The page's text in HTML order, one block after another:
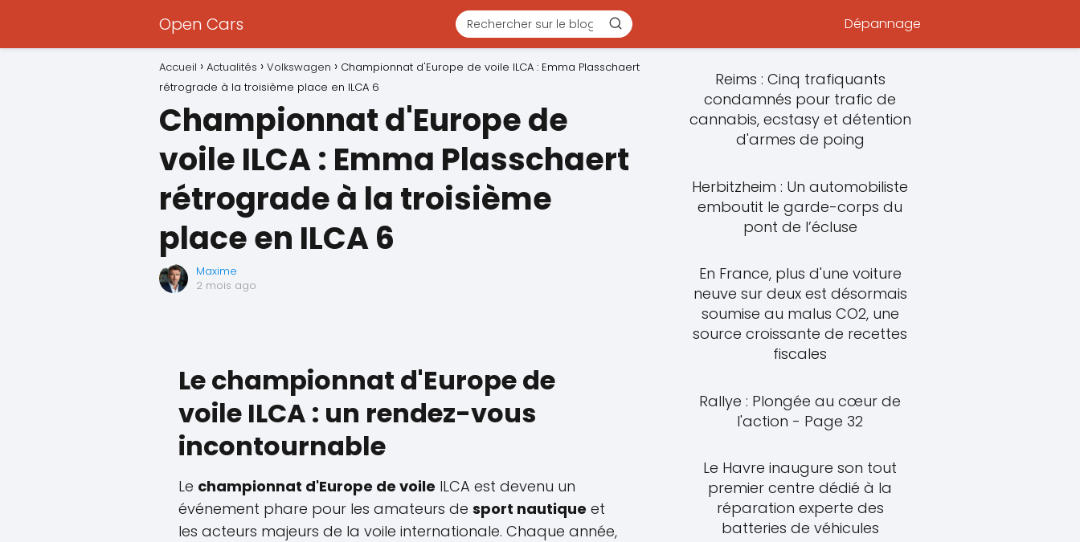
Open Cars Dépannage
Accueil Actualités Volkswagen
Championnat d'Europe de voile ILCA : Emma Plasschaert
rétrograde à la troisième place en ILCA 6
Championnat d'Europe de
voile ILCA : Emma Plasschaert
rétrograde à la troisième
place en ILCA 6
Maxime
2 mois ago
Le championnat d'Europe de
voile ILCA : un rendez-vous
incontournable
Le championnat d'Europe de voile ILCA est devenu un
événement phare pour les amateurs de sport nautique et
les acteurs majeurs de la voile internationale. Chaque année,
Reims : Cinq trafiquants
condamnés pour trafic de
cannabis, ecstasy et détention
d'armes de poing
Herbitzheim : Un automobiliste
emboutit le garde-corps du
pont de l’écluse
En France, plus d'une voiture
neuve sur deux est désormais
soumise au malus CO2, une
source croissante de recettes
fiscales
Rallye : Plongée au cœur de
l'action - Page 32
Le Havre inaugure son tout
premier centre dédié à la
réparation experte des
batteries de véhicules